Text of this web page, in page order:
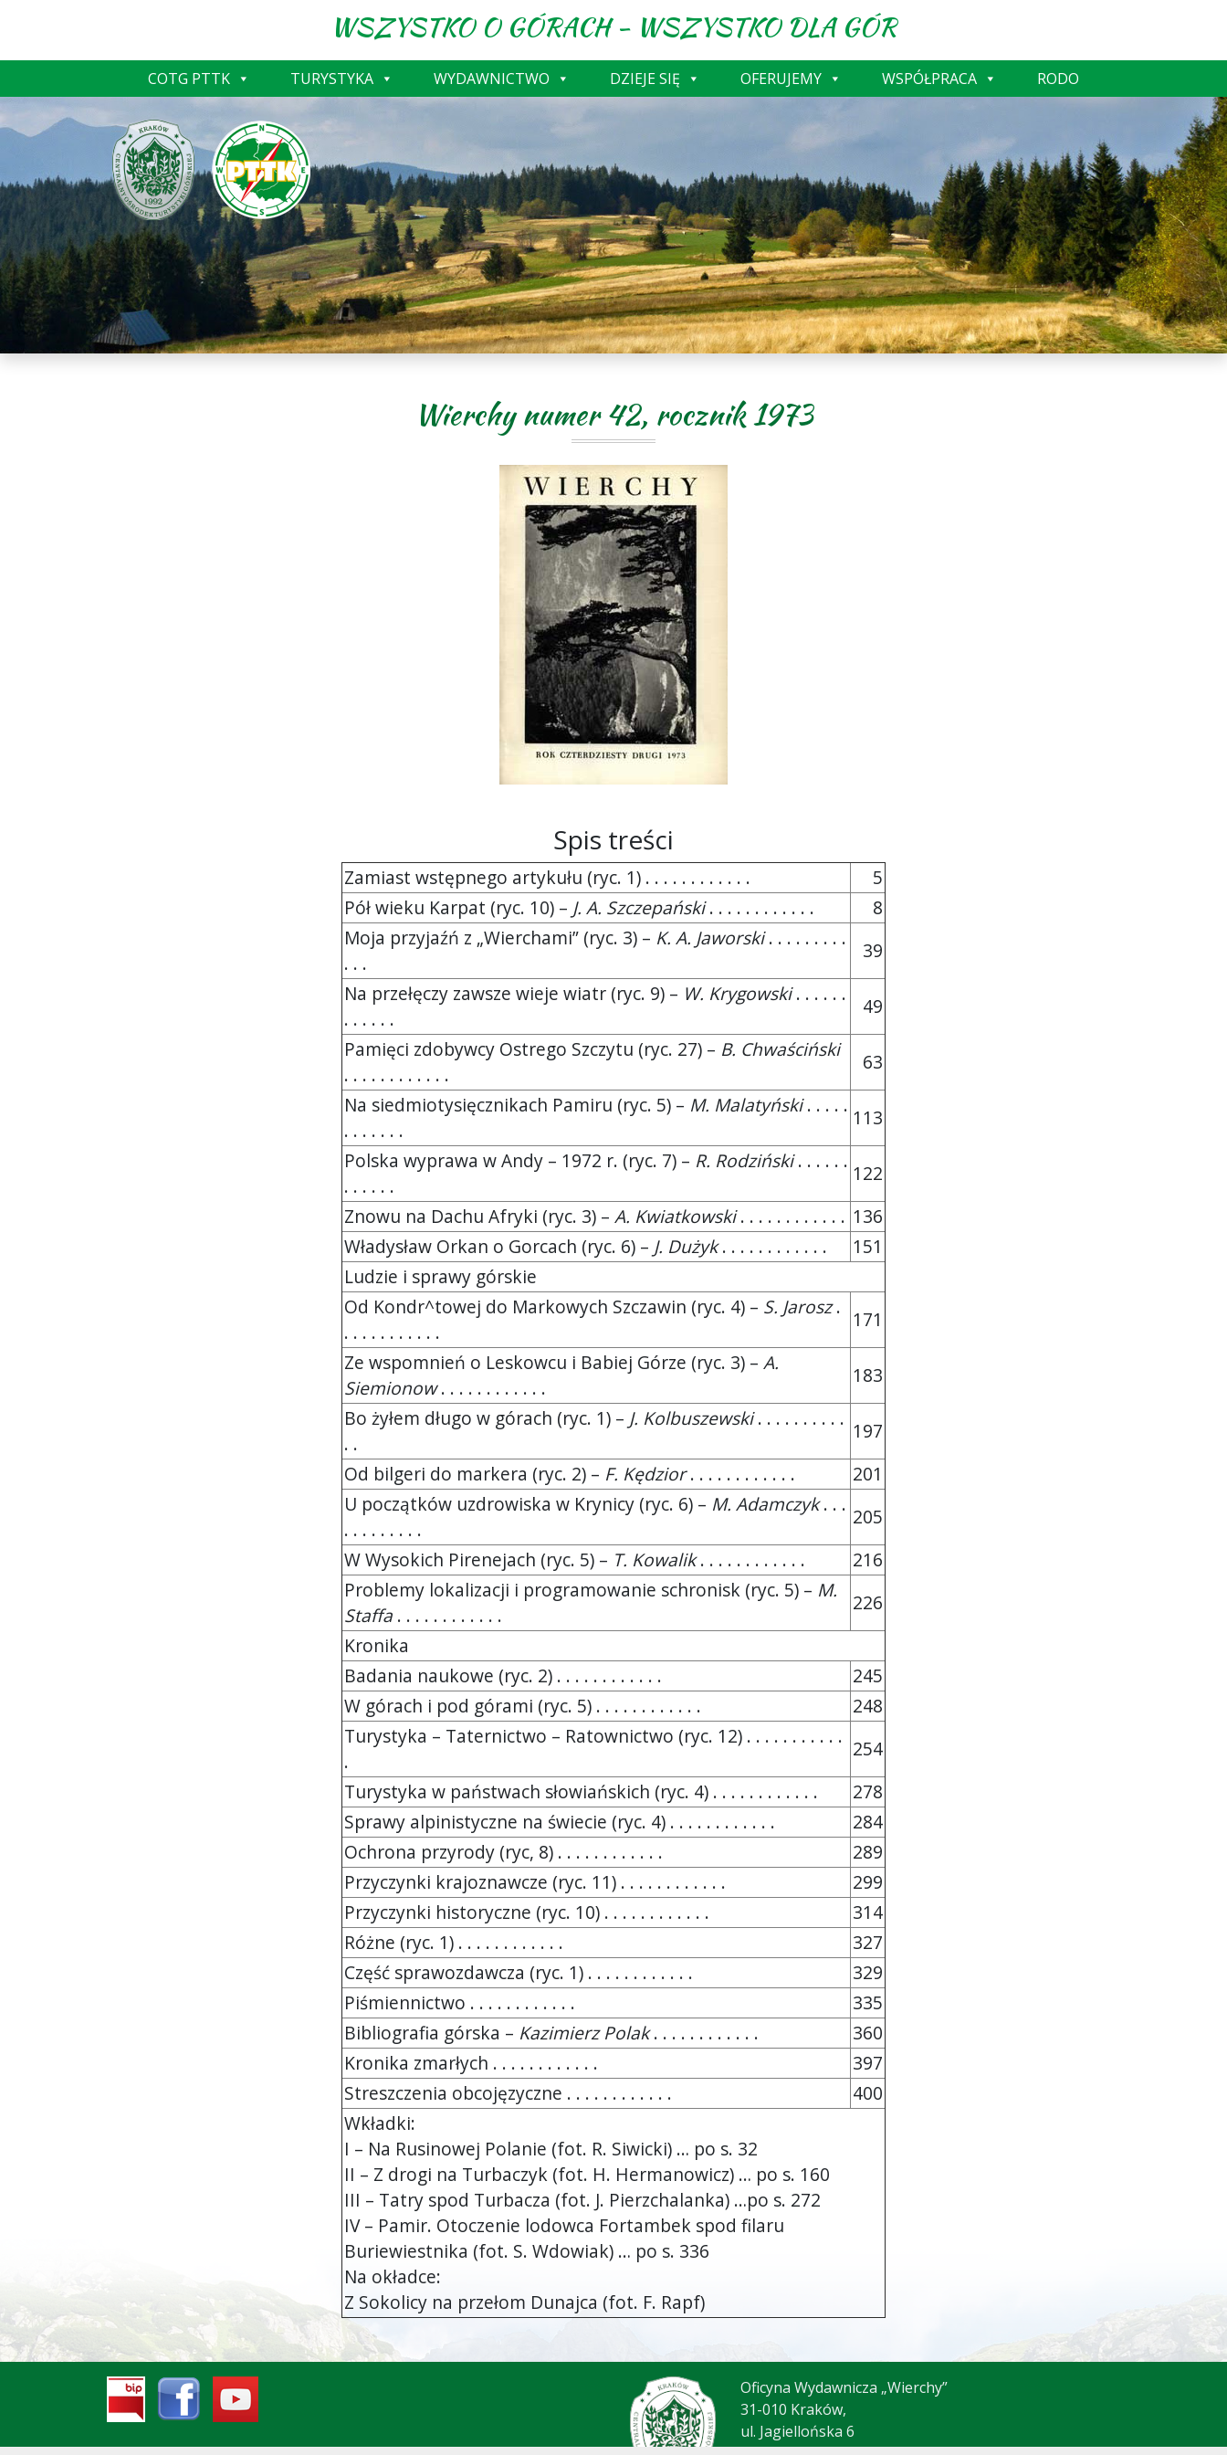
WSZYSTKO O GÓRACH - WSZYSTKO DLA GÓR
COTG PTTK TURYSTYKA WYDAWNICTWO DZIEJE SIĘ OFERUJEMY WSPÓŁPRACA RODO
Wierchy numer 42, rocznik 1973
Spis treści
Zamiast wstępnego artykułu (ryc. 1) . . . . . . . . . . . .
5
Pół wieku Karpat (ryc. 10) – J. A. Szczepański. . . . . . . . . . . .
8
Moja przyjaźń z „Wierchami” (ryc. 3) – K. A. Jaworski. . . . . . . . .
. . .
39
Na przełęczy zawsze wieje wiatr (ryc. 9) – W. Krygowski. . . . . .
. . . . . .
49
Pamięci zdobywcy Ostrego Szczytu (ryc. 27) – B. Chwaściński
. . . . . . . . . . . .
63
Na siedmiotysięcznikach Pamiru (ryc. 5) – M. Malatyński. . . . .
. . . . . . .
113
Polska wyprawa w Andy – 1972 r. (ryc. 7) – R. Rodziński. . . . . .
. . . . . .
122
Znowu na Dachu Afryki (ryc. 3) – A. Kwiatkowski. . . . . . . . . . . . 136
Władysław Orkan o Gorcach (ryc. 6) – J. Dużyk. . . . . . . . . . . .
151
Ludzie i sprawy górskie
Od Kondr^towej do Markowych Szczawin (ryc. 4) – S. Jarosz.
. . . . . . . . . . .
171
Ze wspomnień o Leskowcu i Babiej Górze (ryc. 3) – A.
Siemionow. . . . . . . . . . . .
183
Bo żyłem długo w górach (ryc. 1) – J. Kolbuszewski. . . . . . . . . .
. .
197
Od bilgeri do markera (ryc. 2) – F. Kędzior. . . . . . . . . . . .
201
U początków uzdrowiska w Krynicy (ryc. 6) – M. Adamczyk. . .
. . . . . . . . .
205
W Wysokich Pirenejach (ryc. 5) – T. Kowalik. . . . . . . . . . . .
216
Problemy lokalizacji i programowanie schronisk (ryc. 5) – M.
Staffa . . . . . . . . . . . .
226
Kronika
Badania naukowe (ryc. 2) . . . . . . . . . . . .
245
W górach i pod górami (ryc. 5) . . . . . . . . . . . .
248
Turystyka – Taternictwo – Ratownictwo (ryc. 12) . . . . . . . . . . .
.
254
Turystyka w państwach słowiańskich (ryc. 4) . . . . . . . . . . . .
278
Sprawy alpinistyczne na świecie (ryc. 4) . . . . . . . . . . . .
284
Ochrona przyrody (ryc, 8) . . . . . . . . . . . .
289
Przyczynki krajoznawcze (ryc. 11) . . . . . . . . . . . .
299
Przyczynki historyczne (ryc. 10) . . . . . . . . . . . .
314
Różne (ryc. 1) . . . . . . . . . . . .
327
Część sprawozdawcza (ryc. 1) . . . . . . . . . . . .
329
Piśmiennictwo . . . . . . . . . . . .
335
Bibliografia górska – Kazimierz Polak. . . . . . . . . . . .
360
Kronika zmarłych . . . . . . . . . . . .
397
Streszczenia obcojęzyczne . . . . . . . . . . . .
400
Wkładki:
I – Na Rusinowej Polanie (fot. R. Siwicki) … po s. 32
II – Z drogi na Turbaczyk (fot. H. Hermanowicz) … po s. 160
III – Tatry spod Turbacza (fot. J. Pierzchalanka) …po s. 272
IV – Pamir. Otoczenie lodowca Fortambek spod filaru
Buriewiestnika (fot. S. Wdowiak) … po s. 336
Na okładce:
Z Sokolicy na przełom Dunajca (fot. F. Rapf)
Oficyna Wydawnicza „Wierchy”
31-010 Kraków,
ul. Jagiellońska 6